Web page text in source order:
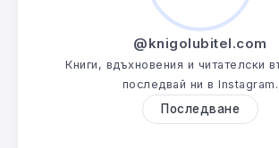
@knigolubitel.com
Книги, вдъхновения и читателски
последвай ни в Instagram.
Последване